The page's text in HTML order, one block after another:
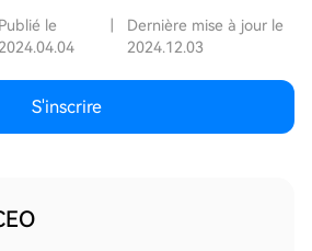
Publié le
2024.04.04
Dernière mise à jour le
2024.12.03
S'inscrire